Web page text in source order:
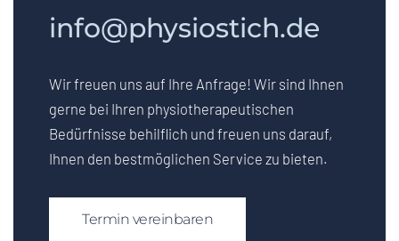
info@physiostich.de
Wir freuen uns auf Ihre Anfrage! Wir sind Ihnen
gerne bei Ihren physiotherapeutischen
Bedürfnisse behilflich und freuen uns darauf,
Ihnen den bestmöglichen Service zu bieten.
Termin vereinbaren